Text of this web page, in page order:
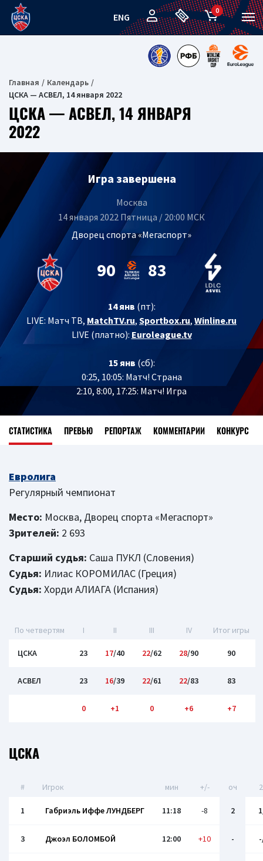
ENG
0
Главная
Календарь
ЦСКА — АСВЕЛ, 14 января 2022
ЦСКА — АСВЕЛ, 14 ЯНВАРЯ
2022
Игра завершена
Москва
14 января 2022 Пятница / 20:00 МСК
Дворец спорта «Мегаспорт»
90 83
14 янв (пт):
LIVE: Матч ТВ, MatchTV.ru, Sportbox.ru, Winline.ru
LIVE (платно): Euroleague.tv
15 янв (сб):
0:25, 10:05: Матч! Страна
2:10, 8:00, 17:25: Матч! Игра
СТАТИСТИКА ПРЕВЬЮ РЕПОРТАЖ КОММЕНТАРИИ КОНКУРС
Евролига
Регулярный чемпионат
Место: Москва, Дворец спорта «Мегаспорт»
Зрителей: 2 693
Старший судья: Саша ПУКЛ (Словения)
Судья: Илиас КОРОМИЛАС (Греция)
Судья: Хорди АЛИАГА (Испания)
По четвертям I II III IV Итог игры
ЦСКА 23 17/40 22/62 28/90 90
АСВЕЛ 23 16/39 22/61 22/83 83
0 +1 0 +6 +7
ЦСКА
# Игрок мин +/- оч
1 Габриэль Иффе ЛУНДБЕРГ 11:18 -8 2
3 Джоэл БОЛОМБОЙ 12:00 +10 -